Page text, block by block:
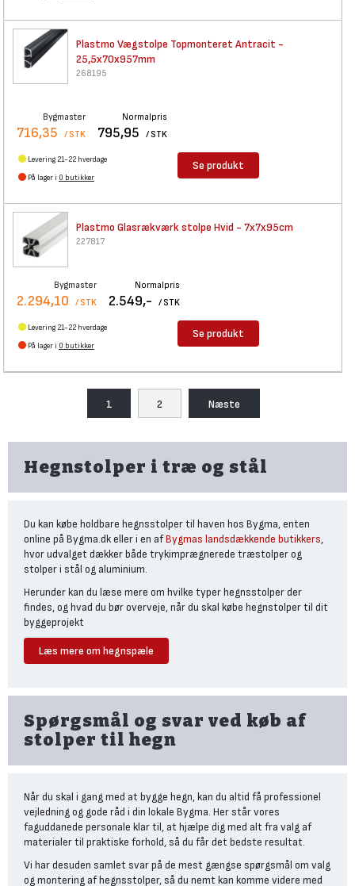
Plastmo Vægstolpe Topmonteret Antracit -
25,5x70x957mm
268195
Bygmaster
716,35 / STK
Normalpris
795,95 / STK
Levering 21-22 hverdage
På lager i 0 butikker
Se produkt
Plastmo Glasrækværk stolpe Hvid - 7x7x95cm
227817
Bygmaster
2.294,10 / STK
Normalpris
2.549,- / STK
Levering 21-22 hverdage
På lager i 0 butikker
Se produkt
1 2 Næste
Hegnstolper i træ og stål
Du kan købe holdbare hegnsstolper til haven hos Bygma, enten
online på Bygma.dk eller i en afBygmas landsdækkende butikkers,
hvor udvalget dækker både trykimprægnerede træstolper og
stolper i stål og aluminium.
Herunder kan du læse mere om hvilke typer hegnsstolper der
findes, og hvad du bør overveje, når du skal købe hegnstolper til dit
byggeprojekt
Valget mellem
stålstolper
Når du vælger hegnsstolper, bør du tage udgangspunkt i både
materialet og stolpens kvadratiske mål.
Til langt de fleste hegn og plankeværk vælger man i dag
at tilpasse og passer naturligt til træhegn.
Aluminium- og stålstolper er derimod mere udbredte blandt
komposithegn og glashegn, hvor de matcher den moderne stil, som
komposit og glas tilbyder.
Stolper til hegn i NTR-A
Læs mere om hegnspæle
Spørgsmål og svar ved køb af
stolper til hegn
Når du skal i gang med at bygge hegn, kan du altid få professionel
vejledning og gode råd i din lokale Bygma. Her står vores
faguddanede personale klar til, at hjælpe dig med alt fra valg af
materialer til praktiske forhold, så du får det bedste resultat.
Vi har desuden samlet svar på de mest gængse spørgsmål om valg
og montering af hegnsstolper, så du nemt kan komme videre med